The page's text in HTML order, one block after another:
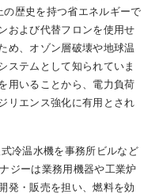
English
の歴史を持つ省エネルギーで
および代替フロンを使用せ
め、オゾン層破壊や地球温
ステムとして知られていま
用いることから、電力負荷
リエンス強化に有用とされ
冷温水機を事務所ビルなど
ジーは業務用機器や工業炉
発・販売を担い、燃料を効